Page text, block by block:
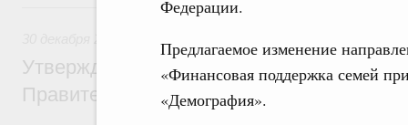
Федерации.
Предлагаемое изменение
«Финансовая поддержка семей
«Демография».
30 декабря 2022, пятница
Утверждён план законопроектной
Правительства на 2023 год